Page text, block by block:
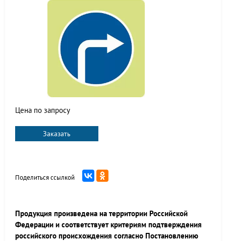
Цена по запросу
Заказать
Поделиться ссылкой
Продукция произведена на территории Российской
Федерации и соответствует критериям подтверждения
российского происхождения согласно Постановлению